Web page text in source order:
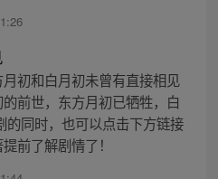
初和白月初未曾有直接相见
前世，东方月初已牺牲，白
的同时，也可以点击下方链接
前了解剧情了！